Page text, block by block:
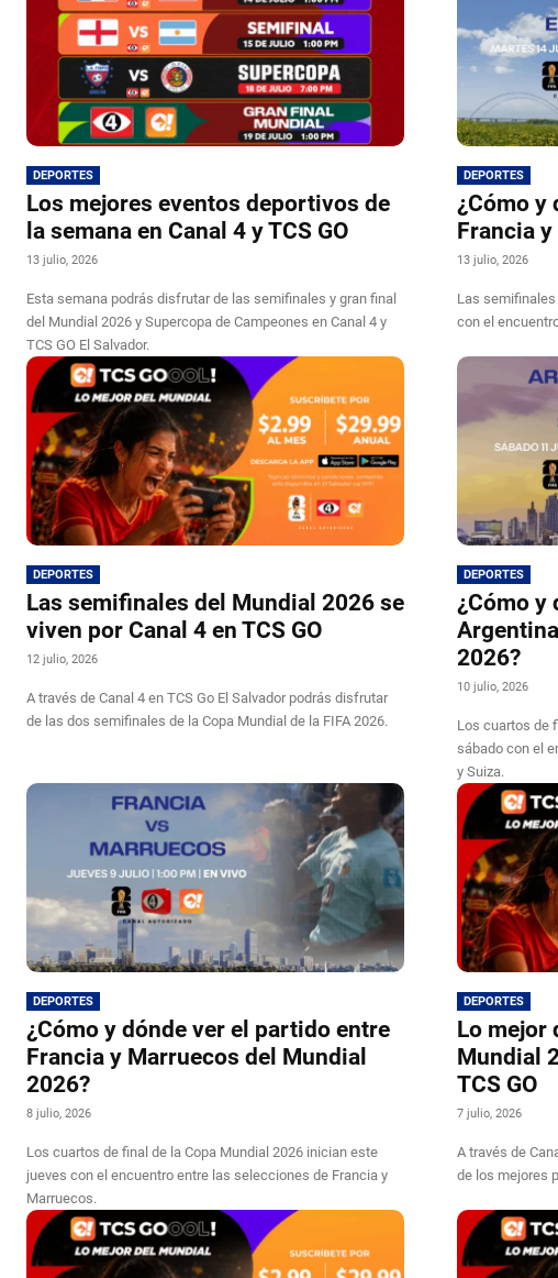
DEPORTES
Los mejores eventos deportivos de
la semana en Canal 4 y TCS GO
13 julio, 2026
Esta semana podrás disfrutar de las semifinales y gran final
del Mundial 2026 y Supercopa de Campeones en Canal 4 y
TCS GO El Salvador.
DEPORTES
¿Cómo y
Francia
13 julio, 2026
Las
con el
DEPORTES
Las semifinales del Mundial 2026 se
viven por Canal 4 en TCS GO
12 julio, 2026
A través de Canal 4 en TCS Go El Salvador podrás disfrutar
de las dos semifinales de la Copa Mundial de la FIFA 2026.
DEPORTES
¿Cómo y
2026?
10 julio, 2026
Los cuartos de
sábado con el
y Suiza.
DEPORTES
¿Cómo y dónde ver el partido entre
Francia y Marruecos del Mundial
2026?
8 julio, 2026
Los cuartos de final de la Copa Mundial 2026 inician este
jueves con el encuentro entre las selecciones de Francia y
Marruecos.
DEPORTES
Lo mejor
Mundial
TCS GO
7 julio, 2026
A través de
de los mejores